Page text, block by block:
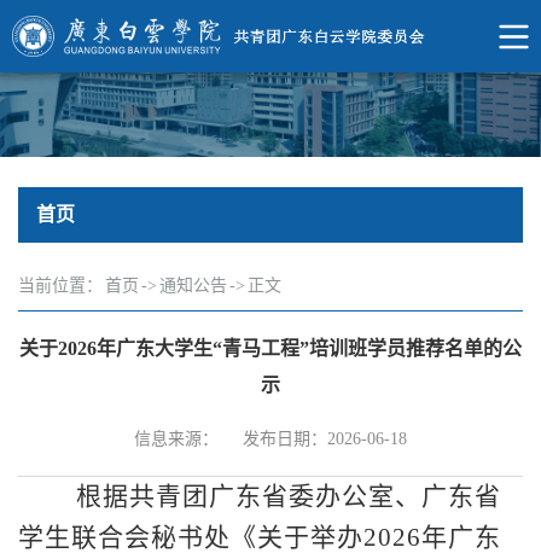
首页
当前位置： 首页 -> 通知公告 -> 正文
关于2026年广东大学生“青马工程”培训班学员推荐名单的公
示
信息来源： 发布日期：2026-06-18
根据共青团广东省委办公室、广东省
学生联合会秘书处《关于举办2026年广东